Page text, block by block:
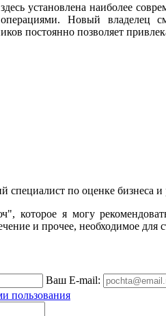
установлена наиболее
Новый владелец
постоянно позволяет
специалист по оценке бизнеса и
которое я могу
и прочее, необходимое для
Ваш E-mail:
пользования